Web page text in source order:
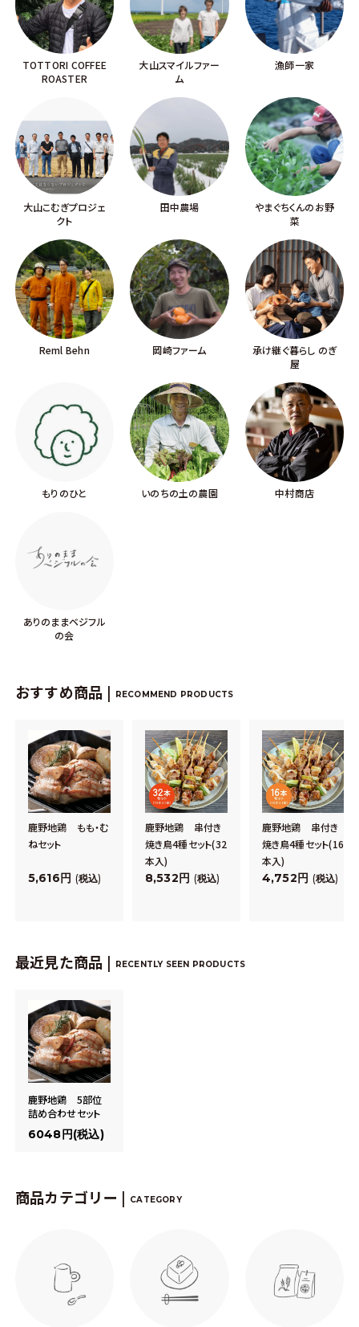
TOTTORI COFFEE
ROASTER
大山スマイルファー
ム
漁師一家
大山こむぎプロジェ
クト
田中農場
やまぐちくんのお野
菜
Reml Behn 岡崎ファーム
承け継ぐ暮らし のぎ
屋
もりのひと いのちの土の農園 中村商店
ありのままベジフル
の会
おすすめ商品 | RECOMMEND PRODUCTS
鹿野地鶏 もも・む
ねセット
5,616 税込
鹿野地鶏 串付き
焼き鳥4種セット(32
本入)
8,532 税込
鹿野地鶏 串付き
焼き鳥4種セット(16
本入)
4,752 税込
最近見た商品 | RECENTLY SEEN PRODUCTS
鹿野地鶏 5部位
詰め合わせセット
6048円(税込)
商品カテゴリー | CATEGORY